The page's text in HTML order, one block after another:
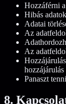
Hozzáférni
Hibás
Adatai
Az
Az
Panaszt
8.